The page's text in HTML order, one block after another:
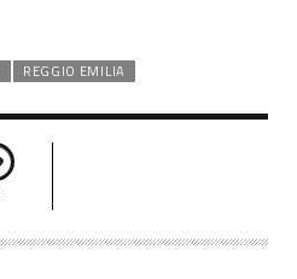
REGGIO EMILIA